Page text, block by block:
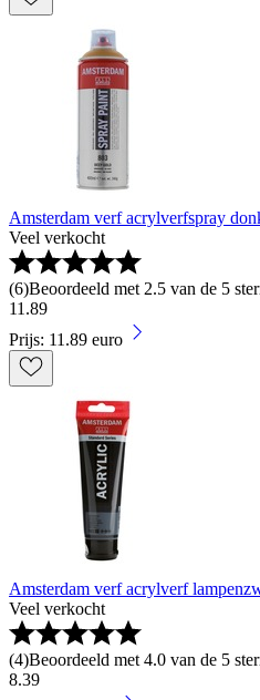
Amsterdam verf acrylverfspray
Veel verkocht
(6)Beoordeeld met 2.5 van de 5
11 .89
Prijs: 11.89 euro
Amsterdam verf acrylverf
Veel verkocht
(4)Beoordeeld met 4.0 van de 5
8.39